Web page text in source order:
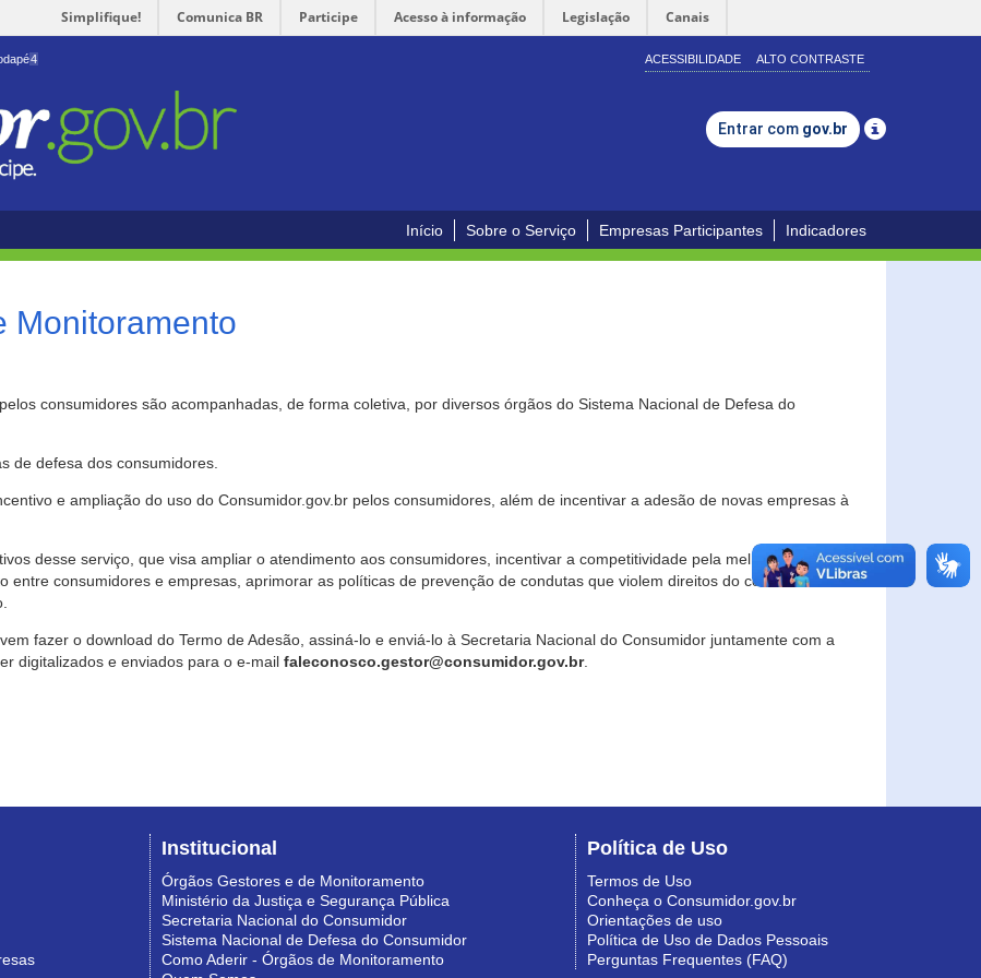
Simplifique! Comunica BR Participe Acesso à informação Legislação Canais
4 ACESSIBILIDADE ALTO CONTRASTE
Entrar com gov.br
Início Sobre o Serviço Empresas Participantes Indicadores
Monitoramento
consumidores são acompanhadas, de forma coletiva, por diversos órgãos do Sistema Nacional de Defesa do
de defesa dos consumidores.
e ampliação do uso do Consumidor.gov.br pelos consumidores, além de incentivar a adesão de novas empresas à
desse serviço, que visa ampliar o atendimento aos consumidores, incentivar a competitividade pela melhoria da
entre consumidores e empresas, aprimorar as políticas de prevenção de condutas que violem direitos do consumidor e
fazer o download do Termo de Adesão, assiná-lo e enviá-lo à Secretaria Nacional do Consumidor juntamente com a
digitalizados e enviados para o e-mail faleconosco.gestor@consumidor.gov.br.
Institucional
Órgãos Gestores e de Monitoramento
Ministério da Justiça e Segurança Pública
Secretaria Nacional do Consumidor
Sistema Nacional de Defesa do Consumidor
Como Aderir - Órgãos de Monitoramento
Política de Uso
Termos de Uso
Conheça o Consumidor.gov.br
Orientações de uso
Política de Uso de Dados Pessoais
Perguntas Frequentes (FAQ)